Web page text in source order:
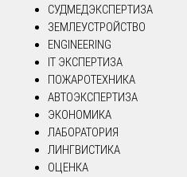
СУДМЕДЭКСПЕРТИЗА
ЗЕМЛЕУСТРОЙСТВО
ENGINEERING
IT ЭКСПЕРТИЗА
ПОЖАРОТЕХНИКА
АВТОЭКСПЕРТИЗА
ЭКОНОМИКА
ЛАБОРАТОРИЯ
ЛИНГВИСТИКА
ОЦЕНКА